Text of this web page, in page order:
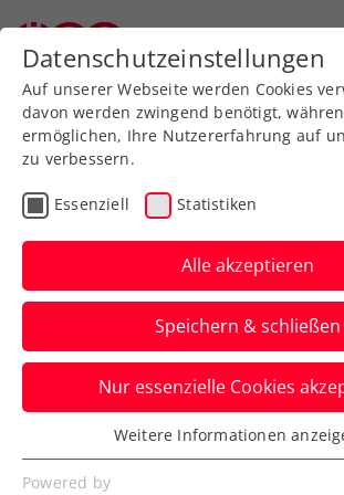
Aktuelle News
News filtern
Datenschutzeinstellungen
Auf unserer Webseite werden Cookies
davon werden zwingend benötigt,
ermöglichen, Ihre Nutzererfahrung auf
zu verbessern.
Essenziell Statistiken
Alle akzeptieren
Speichern & schließen
Nur essenzielle Cookies
Essenziell
Essenzielle Cookies werden für
Weitere Informationen
Powered by